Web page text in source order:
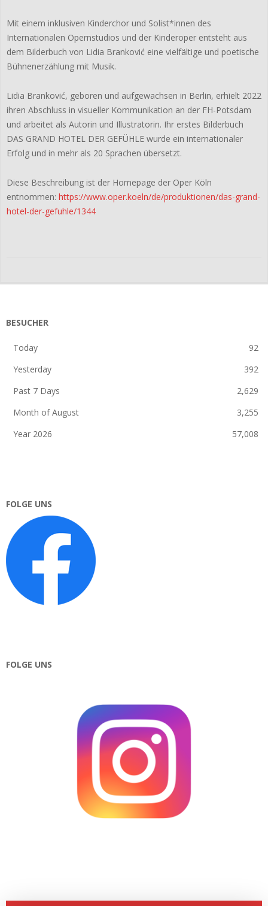
Mit einem inklusiven Kinderchor und Solist*innen des
Internationalen Opernstudios und der Kinderoper entsteht aus
dem Bilderbuch von Lidia Branković eine vielfältige und poetische
Bühnenerzählung mit Musik.
Lidia Branković, geboren und aufgewachsen in Berlin, erhielt 2022
ihren Abschluss in visueller Kommunikation an der FH-Potsdam
und arbeitet als Autorin und Illustratorin. Ihr erstes Bilderbuch
DAS GRAND HOTEL DER GEFÜHLE wurde ein internationaler
Erfolg und in mehr als 20 Sprachen übersetzt.
Diese Beschreibung ist der Homepage der Oper Köln
entnommen: https://www.oper.koeln/de/produktionen/das-grand-
hotel-der-gefuhle/1344
BESUCHER
Today
92
Yesterday
392
Past 7 Days
2,629
Month of August
3,255
Year 2026
57,008
FOLGE UNS
FOLGE UNS